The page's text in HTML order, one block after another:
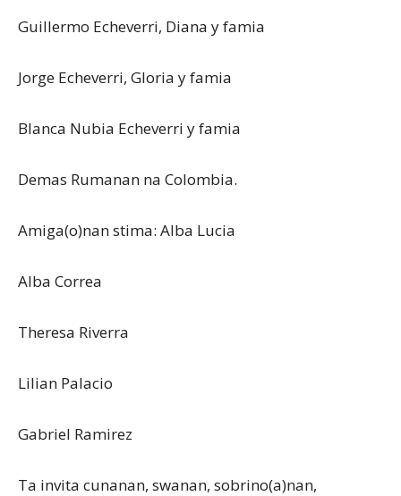
Guillermo Echeverri, Diana y famia
Jorge Echeverri, Gloria y famia
Blanca Nubia Echeverri y famia
Demas Rumanan na Colombia.
Amiga(o)nan stima: Alba Lucia
Alba Correa
Theresa Riverra
Lilian Palacio
Gabriel Ramirez
Ta invita cunanan, swanan, sobrino(a)nan,